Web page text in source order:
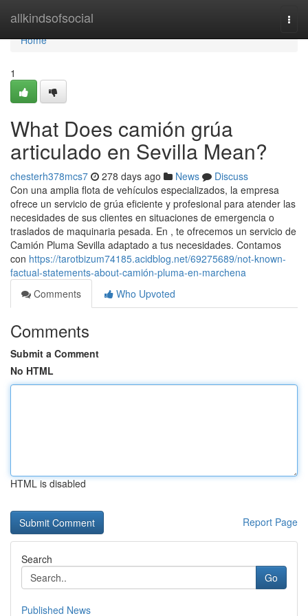
allkindsofsocial
Home
Home
1
What Does camión grúa
articulado en Sevilla Mean?
chesterh378mcs7 278 days ago News
Discuss
Con una amplia flota de vehículos especializados, la empresa
ofrece un servicio de grúa eficiente y profesional para atender las
necesidades de sus clientes en situaciones de emergencia o
traslados de maquinaria pesada. En , te ofrecemos un servicio de
Camión Pluma Sevilla adaptado a tus necesidades. Contamos
con https://tarotbizum74185.acidblog.net/69275689/not-known-
factual-statements-about-camión-pluma-en-marchena
Comments
Who Upvoted
Comments
Submit a Comment
No HTML
HTML is disabled
Report Page
Search
Go
Published News